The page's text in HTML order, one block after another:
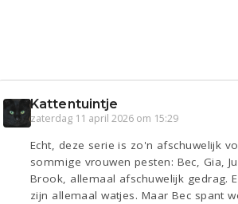
Kattentuintje
zaterdag 11 april 2026 om 15:29
Echt, deze serie is zo'n afschuwelijk
sommige vrouwen pesten: Bec, Gia,
Brook, allemaal afschuwelijk gedrag.
zijn allemaal watjes. Maar Bec spant